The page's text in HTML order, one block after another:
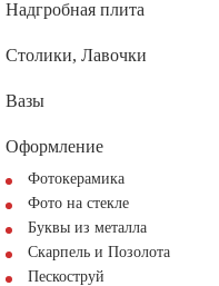
Надгробная плита
Столики, Лавочки
Вазы
Оформление
Фотокерамика
Фото на стекле
Буквы из металла
Скарпель и Позолота
Пескоструй